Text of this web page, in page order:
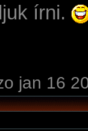
í­rni.
jan 16